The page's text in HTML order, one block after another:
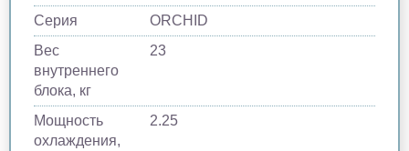
Серия
ORCHID
Вес
внутреннего
блока, кг
23
Мощность
охлаждения,
2.25